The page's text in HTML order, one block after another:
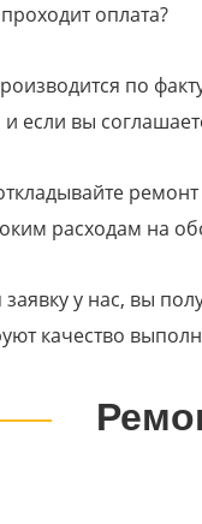
оплата?
по
если вы
расходам на
заявку у нас, вы
качество